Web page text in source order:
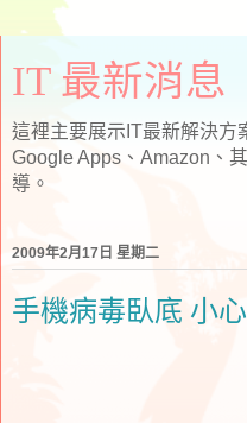
IT 最新消息
這裡主要展示IT最新解決方
Google Apps、Amazon、
導。
2009年2月17日 星期二
手機病毒臥底 小